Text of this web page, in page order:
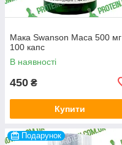
Мака Swanson Maca 500 мг
100 капс
В наявності
450 ₴
Купити
Подарунок